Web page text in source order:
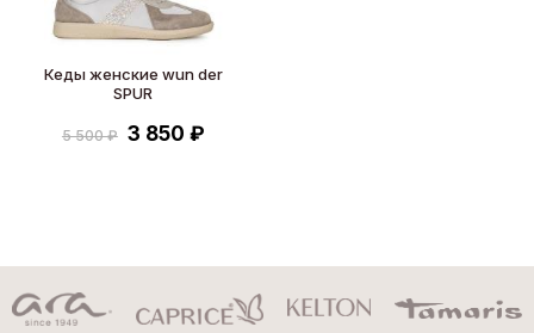
Кеды женские wun der
SPUR
5 500 ₽ 3 850 ₽